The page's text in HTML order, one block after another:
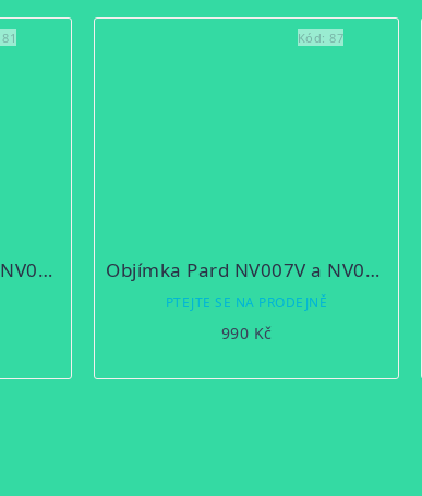
Objímka Pard NV007V a NV007A 42mm
81
Objímka Pard NV007V a NV007A 45mm
PTEJTE SE NA PRODEJNĚ
990 Kč
Kód: 87